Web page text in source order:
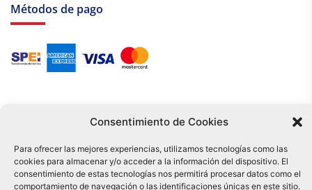
Consentimiento de Cookies
Para ofrecer las mejores experiencias, utilizamos tecnologías como las
cookies para almacenar y/o acceder a la información del dispositivo. El
consentimiento de estas tecnologías nos permitirá procesar datos como el
comportamiento de navegación o las identificaciones únicas en este sitio.
Métodos de pago
Tu compra es respaldada por nuestro certificado SSL y operada bajo las
mejores prácticas de seguridad.